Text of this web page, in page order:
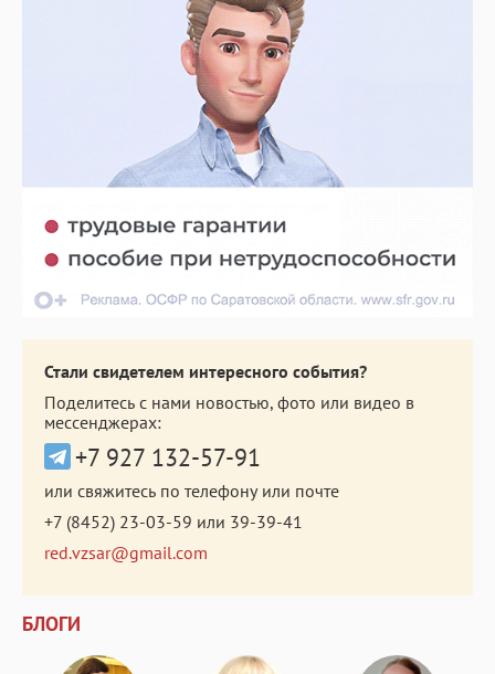
Стали свидетелем интересного события?
Поделитесь с нами новостью, фото или видео в
мессенджерах:
+7 927 132-57-91
или свяжитесь по телефону или почте
+7 (8452) 23-03-59 или 39-39-41
red.vzsar@gmail.com
БЛОГИ